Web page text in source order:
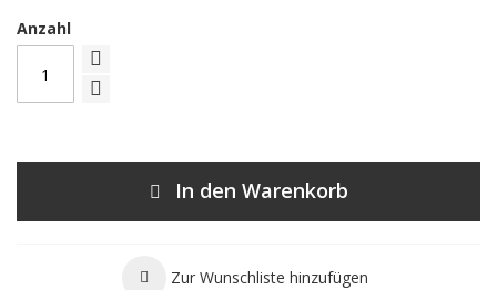
Anzahl
In den Warenkorb
Zur Wunschliste hinzufügen